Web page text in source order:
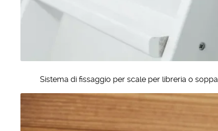
Sistema di fissaggio per scale per libreria o